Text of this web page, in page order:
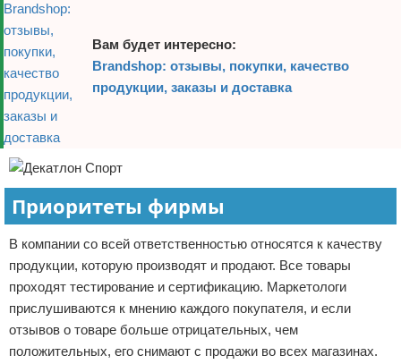
Вам будет интересно:
Brandshop: отзывы, покупки, качество
продукции, заказы и доставка
Приоритеты фирмы
В компании со всей ответственностью относятся к качеству
продукции, которую производят и продают. Все товары
проходят тестирование и сертификацию. Маркетологи
прислушиваются к мнению каждого покупателя, и если
отзывов о товаре больше отрицательных, чем
положительных, его снимают с продажи во всех магазинах.